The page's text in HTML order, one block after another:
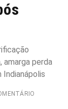
amarga perda
Indianápolis